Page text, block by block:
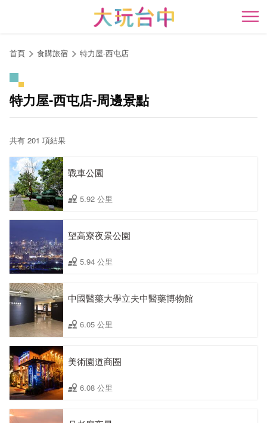
開
首頁 食購旅宿 特力屋-西屯店
特力屋-西屯店-周邊景點
共有 201 項結果
戰車公園
5.92 公里
望高寮夜景公園
5.94 公里
中國醫藥大學立夫中醫藥博物館
6.05 公里
美術園道商圈
6.08 公里